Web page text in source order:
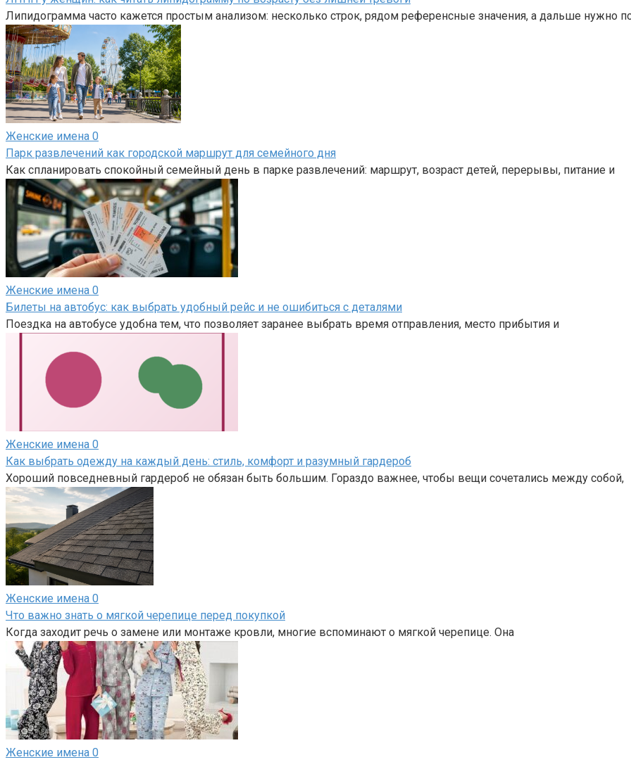
Липидограмма часто кажется простым анализом: несколько строк, рядом референсные значения, а дальше нужно
Женские имена 0
Парк развлечений как городской маршрут для семейного дня
Как спланировать спокойный семейный день в парке развлечений: маршрут, возраст детей, перерывы, питание и
Женские имена 0
Билеты на автобус: как выбрать удобный рейс и не ошибиться с деталями
Поездка на автобусе удобна тем, что позволяет заранее выбрать время отправления, место прибытия и
Женские имена 0
Как выбрать одежду на каждый день: стиль, комфорт и разумный гардероб
Хороший повседневный гардероб не обязан быть большим. Гораздо важнее, чтобы вещи сочетались между собой,
Женские имена 0
Что важно знать о мягкой черепице перед покупкой
Когда заходит речь о замене или монтаже кровли, многие вспоминают о мягкой черепице. Она
Женские имена 0